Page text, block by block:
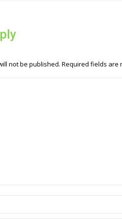
not be published. Required fields are